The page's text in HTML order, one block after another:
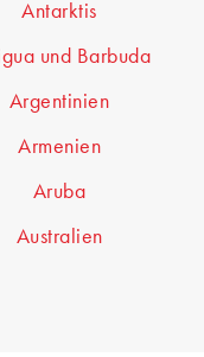
Antarktis
und Barbuda
Argentinien
Armenien
Aruba
Australien